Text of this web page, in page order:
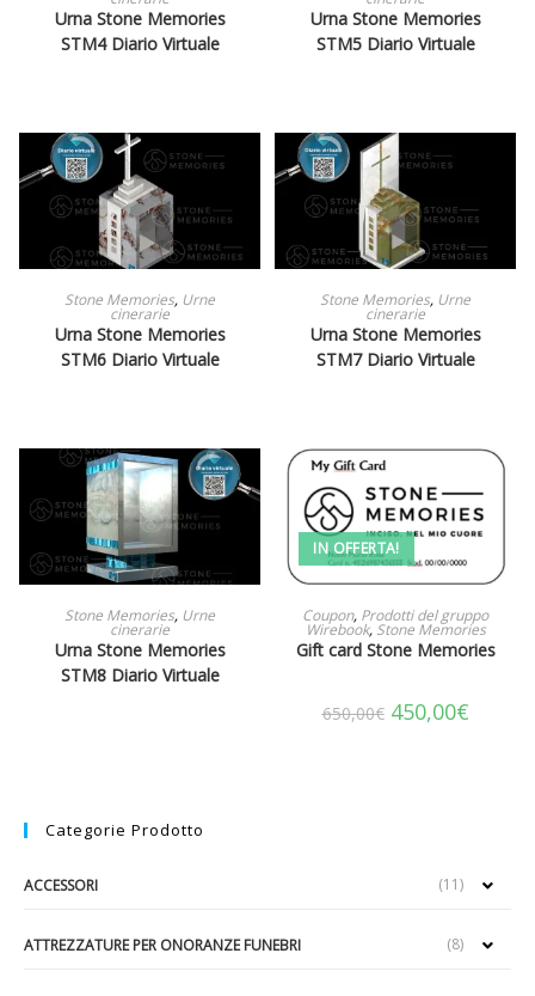
Urna Stone Memories
STM4 Diario Virtuale
Urna Stone Memories
STM5 Diario Virtuale
LEGGI TUTTO
Stone Memories, Urne
cinerarie
Urna Stone Memories
STM6 Diario Virtuale
LEGGI TUTTO
Stone Memories, Urne
cinerarie
Urna Stone Memories
STM7 Diario Virtuale
LEGGI TUTTO
Stone Memories, Urne
cinerarie
Urna Stone Memories
STM8 Diario Virtuale
IN OFFERTA!
AGGIUNGI AL CARRELLO
Coupon, Prodotti del gruppo
Wirebook, Stone Memories
Gift card Stone Memories
650,00€ 450,00€
Categorie Prodotto
ACCESSORI (11)
ATTREZZATURE PER ONORANZE FUNEBRI (8)